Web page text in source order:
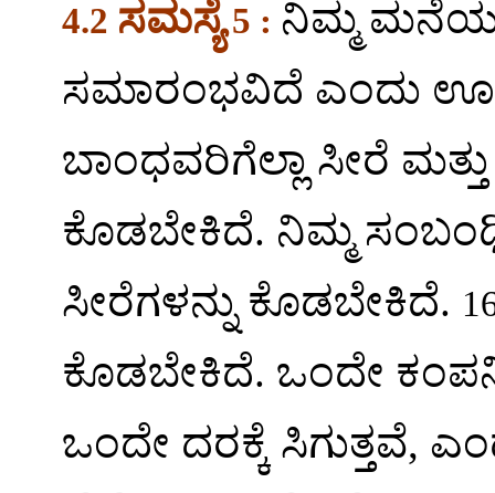
4.2 ಸಮಸ್ಯೆ 5 : ನಿಮ್ಮ
ಸಮಾರಂಭವಿದೆ ಎಂದು
ಬಾಂಧವರಿಗೆಲ್ಲಾ ಸೀರೆ
ಕೊಡಬೇಕಿದೆ. ನಿಮ್ಮ
ಸೀರೆಗಳನ್ನು ಕೊಡಬೇಕಿದೆ.
ಕೊಡಬೇಕಿದೆ. ಒಂದೇ
ಒಂದೇ ದರಕ್ಕೆ ಸಿಗುತ್ತವೆ,